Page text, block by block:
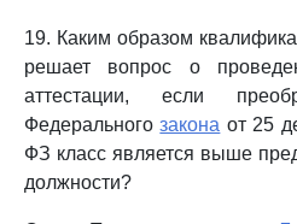
19. Каким образом
решает вопрос о
аттестации, если
Федеральногозакона от 25
ФЗ класс является выше
должности?